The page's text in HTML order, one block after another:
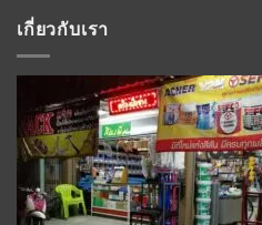
เกี่ยวกับเรา